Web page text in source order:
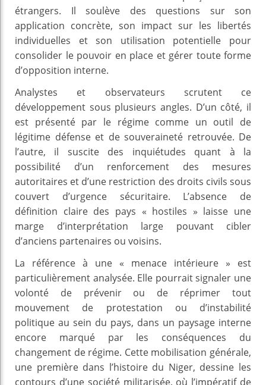
étrangers. Il soulève des questions sur son
application concrète, son impact sur les libertés
individuelles et son utilisation potentielle pour
consolider le pouvoir en place et gérer toute forme
d’opposition interne.
Analystes et observateurs scrutent ce
développement sous plusieurs angles. D’un côté, il
est présenté par le régime comme un outil de
légitime défense et de souveraineté retrouvée. De
l’autre, il suscite des inquiétudes quant à la
possibilité d’un renforcement des mesures
autoritaires et d’une restriction des droits civils sous
couvert d’urgence sécuritaire. L’absence de
définition claire des pays « hostiles » laisse une
marge d’interprétation large pouvant cibler
d’anciens partenaires ou voisins.
La référence à une « menace intérieure » est
particulièrement analysée. Elle pourrait signaler une
volonté de prévenir ou de réprimer tout
mouvement de protestation ou d’instabilité
politique au sein du pays, dans un paysage interne
encore marqué par les conséquences du
changement de régime. Cette mobilisation générale,
une première dans l’histoire du Niger, dessine les
contours d’une société militarisée, où l’impératif de